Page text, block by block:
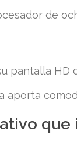
de
pantalla HD
aporta
que